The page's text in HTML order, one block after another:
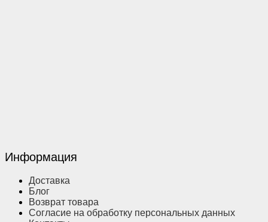
Информация
Доставка
Блог
Возврат товара
Согласие на обработку персональных данных